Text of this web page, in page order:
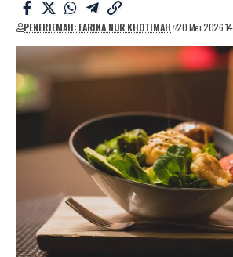
PENERJEMAH: FARIKA NUR KHOTIMAH 20 Mei 2026